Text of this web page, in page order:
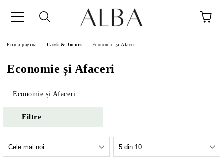
Prima pagină Cărți & Jocuri Economie și Afaceri
Economie și Afaceri
Economie și Afaceri
Filtre